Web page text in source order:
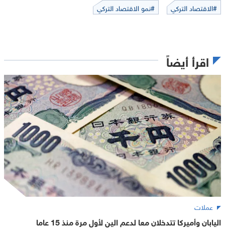
#الاقتصاد التركي #نمو الاقتصاد التركي
اقرأ أيضاً
عملات
اليابان وأميركا تتدخلان معا لدعم الين لأول مرة منذ 15 عاما